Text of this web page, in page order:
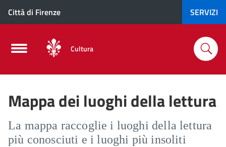
Città di Firenze SERVIZI
Cultura
Mappa dei luoghi della lettura
La mappa raccoglie i luoghi della lettura
più conosciuti e i luoghi più insoliti